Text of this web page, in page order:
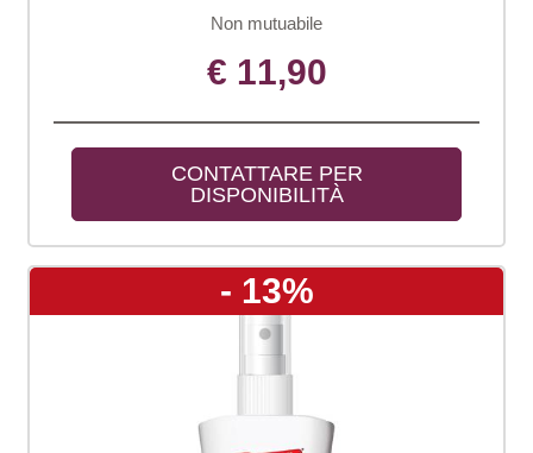
Non mutuabile
€ 11,90
CONTATTARE PER
DISPONIBILITÀ
- 13%